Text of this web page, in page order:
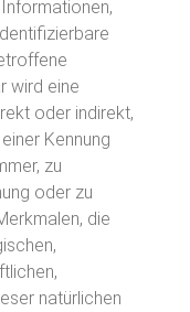
wird eine
oder indirekt,
Kennung
zu
oder zu
die
natürlichen